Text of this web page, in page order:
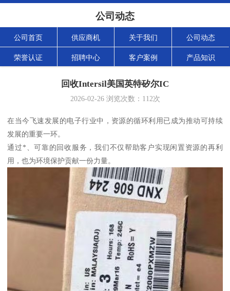
公司动态
公司首页 供应商机 关于我们 公司动态
荣誉认证 招聘中心 客户案例 产品知识
回收Intersil美国英特矽尔IC
2026-02-26浏览次数： 112次
在当今飞速发展的电子行业中，资源的循环利用已成为推动可持续
发展的重要一环。
通过*、可靠的回收服务，我们不仅帮助客户实现闲置资源的再利
用，也为环境保护贡献一份力量。